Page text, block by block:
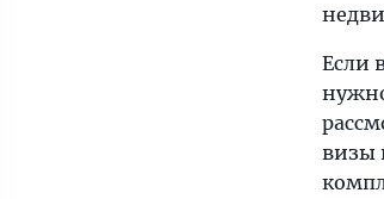
Если
визы